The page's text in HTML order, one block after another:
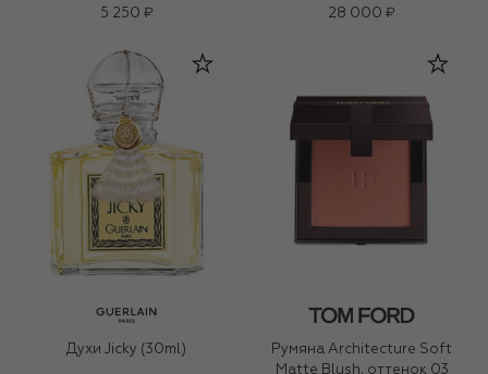
5 250 ₽
28 000 ₽
Духи Jicky (30ml)
Румяна Architecture Soft
Matte Blush, оттенок 03